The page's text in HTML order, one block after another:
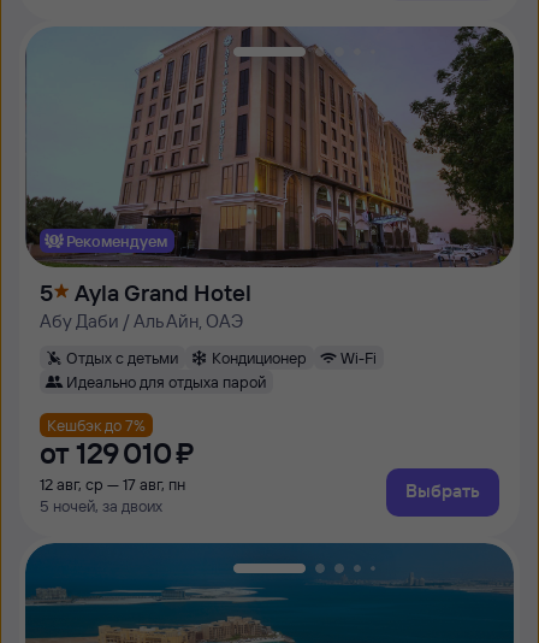
Рекомендуем
5 Ayla Grand Hotel
Абу Даби / Аль Айн, ОАЭ
Отдых с детьми Кондиционер
Wi-Fi
Идеально для отдыха парой
Кешбэк до 7%
от 129 ⁠010 ⁠₽
12 авг, ср — 17 авг, пн
5 ночей, за двоих
Выбрать